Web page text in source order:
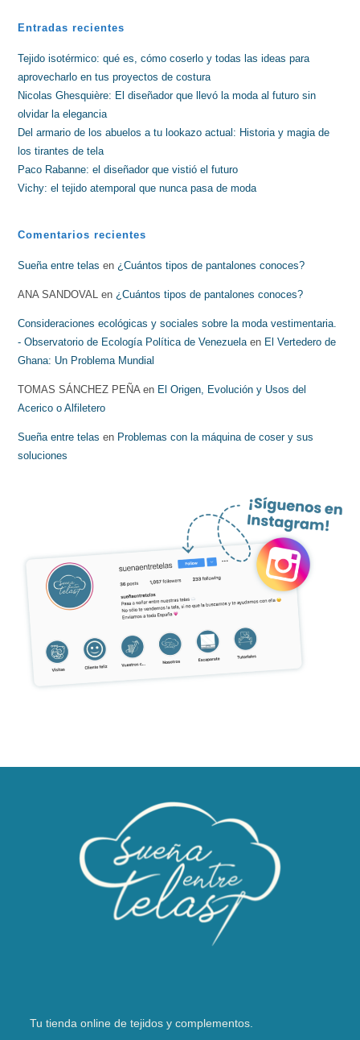
Entradas recientes
Tejido isotérmico: qué es, cómo coserlo y todas las ideas para
aprovecharlo en tus proyectos de costura
Nicolas Ghesquière: El diseñador que llevó la moda al futuro sin
olvidar la elegancia
Del armario de los abuelos a tu lookazo actual: Historia y magia de
los tirantes de tela
Paco Rabanne: el diseñador que vistió el futuro
Vichy: el tejido atemporal que nunca pasa de moda
Comentarios recientes
Sueña entre telas en¿Cuántos tipos de pantalones conoces?
ANA SANDOVAL en¿Cuántos tipos de pantalones conoces?
Consideraciones ecológicas y sociales sobre la moda vestimentaria.
- Observatorio de Ecología Política de Venezuelaen El Vertedero de
Ghana: Un Problema Mundial
TOMAS SÁNCHEZ PEÑAen El Origen, Evolución y Usos del
Acerico o Alfiletero
Sueña entre telas en Problemas con la máquina de coser y sus
soluciones
Tu tienda online de tejidos y complementos.